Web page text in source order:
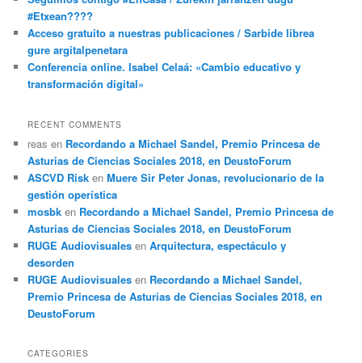
#Etxean????
Acceso gratuito a nuestras publicaciones / Sarbide librea
gure argitalpenetara
Conferencia online. Isabel Celaá: «Cambio educativo y
transformación digital»
RECENT COMMENTS
reas en Recordando a Michael Sandel, Premio Princesa de
Asturias de Ciencias Sociales 2018, en DeustoForum
ASCVD Risk enMuere Sir Peter Jonas, revolucionario de la
gestión operística
mosbk en Recordando a Michael Sandel, Premio Princesa de
Asturias de Ciencias Sociales 2018, en DeustoForum
RUGE Audiovisuales enArquitectura, espectáculo y
desorden
RUGE Audiovisuales en Recordando a Michael Sandel,
Premio Princesa de Asturias de Ciencias Sociales 2018, en
DeustoForum
CATEGORIES